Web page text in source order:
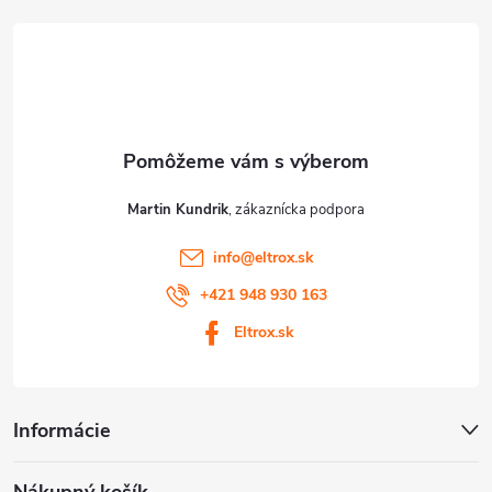
Martin Kundrik
info@eltrox.sk
+421 948 930 163
Eltrox.sk
Informácie